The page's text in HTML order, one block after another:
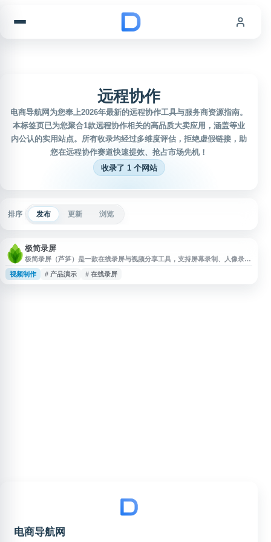
远程协作
电商导航网为您奉上2026年最新的远程协作工具与服务商资源指南。
本标签页已为您聚合1款远程协作相关的高品质大卖应用，涵盖等业
内公认的实用站点。所有收录均经过多维度评估，拒绝虚假链接，助
您在远程协作赛道快速提效、抢占市场先机！
收录了 1 个网站
排序 发布 更新 浏览
极简录屏
极简录屏（芦笋）是一款在线录屏与视频分享工具，支持屏幕录制、人像录制
及屏幕+人像同步录制，适用于远程协作、产品演示、教学讲解、问题反馈等
场景。用户可快速生成视频并一键分享链接，观看方无需下载安装即可在线播
视频制作 # 产品演示 # 在线录屏
电商导航网